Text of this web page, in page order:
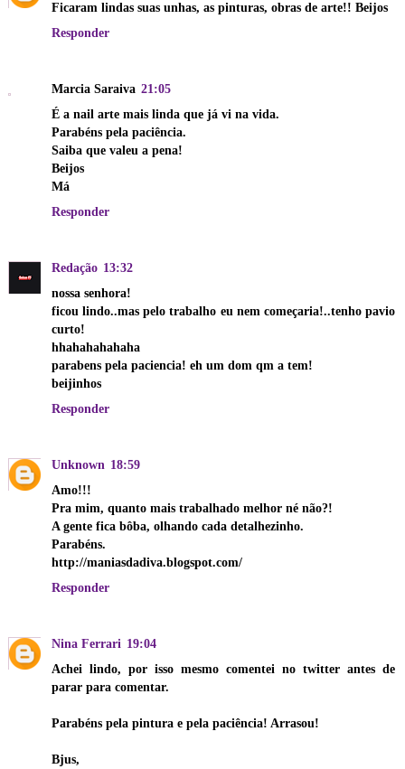
Ficaram lindas suas unhas, as pinturas, obras de arte!! Beijos
Responder
Marcia Saraiva 21:05
É a nail arte mais linda que já vi na vida.
Parabéns pela paciência.
Saiba que valeu a pena!
Beijos
Má
Responder
Redação 13:32
nossa senhora!
ficou lindo..mas pelo trabalho eu nem começaria!..tenho pavio
curto!
hhahahahahaha
parabens pela paciencia! eh um dom qm a tem!
beijinhos
Responder
Unknown 18:59
Amo!!!
Pra mim, quanto mais trabalhado melhor né não?!
A gente fica bôba, olhando cada detalhezinho.
Parabéns.
http://maniasdadiva.blogspot.com/
Responder
Nina Ferrari 19:04
Achei lindo, por isso mesmo comentei no twitter antes de
parar para comentar.
Parabéns pela pintura e pela paciência! Arrasou!
Bjus,